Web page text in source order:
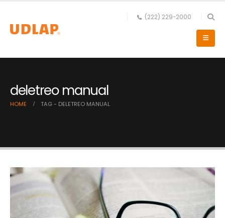
(222) 229-2000
deletreo manual
HOME TAG - DELETREO MANUAL